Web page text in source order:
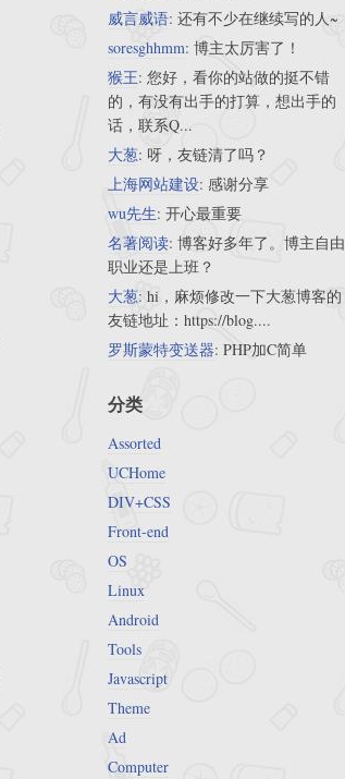
威言威语: 还有不少在继续写的人~
soresghhmm: 博主太厉害了！
猴王: 您好，看你的站做的挺不错
的，有没有出手的打算，想出手的
话，联系Q...
大葱: 呀，友链清了吗？
上海网站建设: 感谢分享
wu先生: 开心最重要
名著阅读: 博客好多年了。博主自由
职业还是上班？
大葱: hi，麻烦修改一下大葱博客的
友链地址：https://blog....
罗斯蒙特变送器: PHP加C简单
分类
Assorted
UCHome
DIV+CSS
Front-end
OS
Linux
Android
Tools
Javascript
Theme
Ad
Computer